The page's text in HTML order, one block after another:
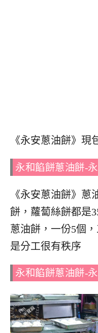
《永安蔥油餅》現
永和餡餅蔥油餅-
《永安蔥油餅》蔥
餅， 蘿蔔絲餅都是
蔥油餅，一份5個，
是分工很有秩序
永和餡餅蔥油餅-